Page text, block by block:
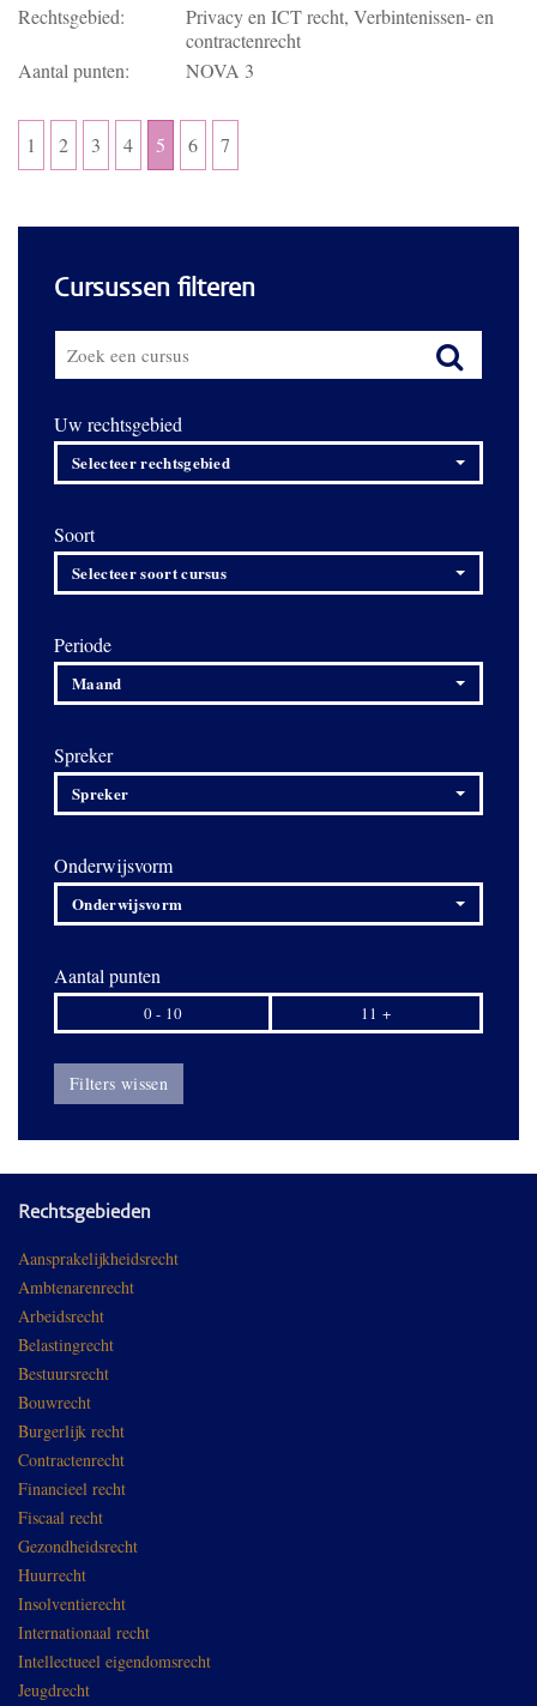
Rechtsgebied:
Privacy en ICT recht, Verbintenissen- en
contractenrecht
Aantal punten:
NOVA 3
1 2 3 4 5 6 7
Cursussen filteren
Uw rechtsgebied
Selecteer rechtsgebied
Soort
Selecteer soort cursus
Periode
Maand
Spreker
Spreker
Onderwijsvorm
Onderwijsvorm
Aantal punten
0 - 10 11 +
Filters wissen
Rechtsgebieden
Aansprakelijkheidsrecht
Ambtenarenrecht
Arbeidsrecht
Belastingrecht
Bestuursrecht
Bouwrecht
Burgerlijk recht
Contractenrecht
Financieel recht
Fiscaal recht
Gezondheidsrecht
Huurrecht
Insolventierecht
Internationaal recht
Intellectueel eigendomsrecht
Jeugdrecht